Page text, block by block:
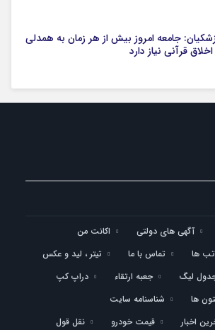
جامعه امروز بیش از هر زمان به همدلی
قرآنی نیاز دارد
آگهی های دولتی
اکانت من
تب ها تماس با ما
تیتر ، لید و عکس
لیگ جعبه ارتقاء
دراپ کپ
ها
شناسنامه سایت
اخبار
قیمت خودرو نقل قول